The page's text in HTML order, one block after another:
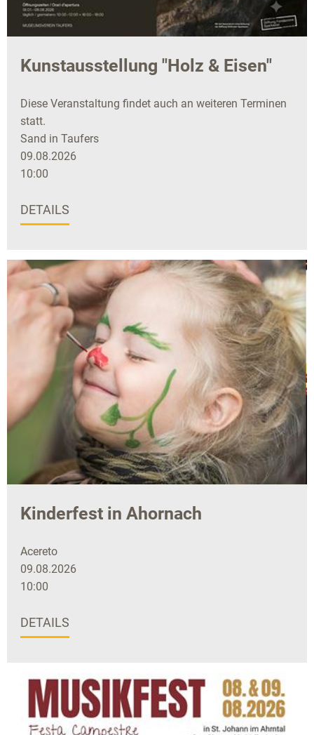
Kunstausstellung "Holz & Eisen"
Diese Veranstaltung findet auch an weiteren Terminen
statt.
Sand in Taufers
09.08.2026
10:00
DETAILS
Kinderfest in Ahornach
Acereto
09.08.2026
10:00
DETAILS